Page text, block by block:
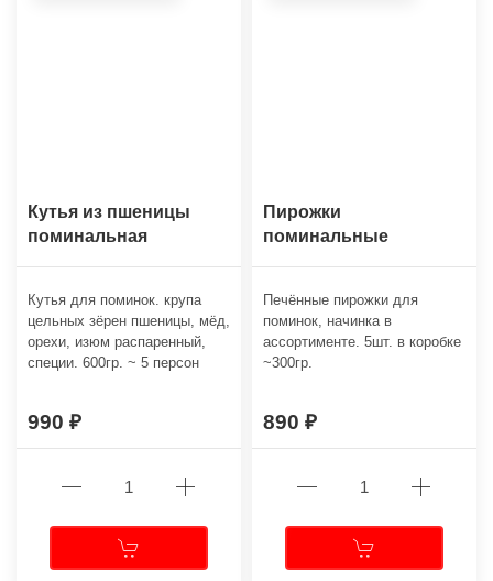
Кутья из пшеницы
поминальная
Кутья для поминок. крупа
цельных зёрен пшеницы, мёд,
орехи, изюм распаренный,
специи. 600гр. ~ 5 персон
990
Пирожки
поминальные
Печённые пирожки для
поминок, начинка в
ассортименте. 5шт. в коробке
~300гр.
890